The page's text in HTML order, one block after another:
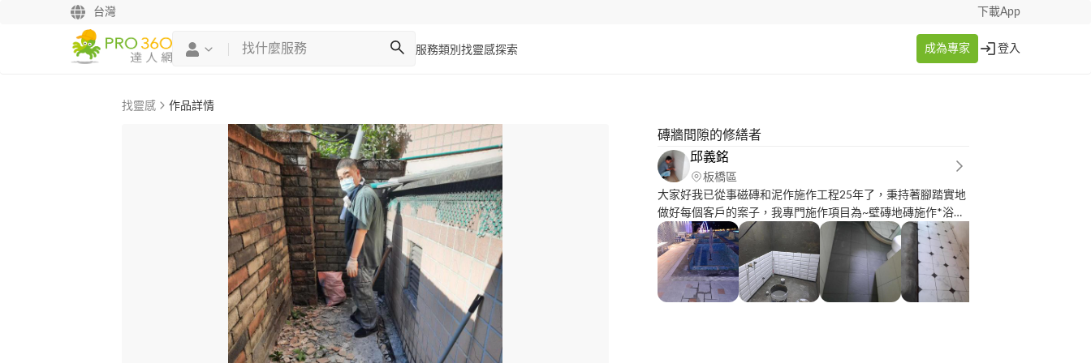
台灣 下載App
服務類別 找靈感探索 成為專家 登入
找靈感 作品詳情
磚牆間隙的修繕者
邱義銘
板橋區
大家好我已從事磁磚和泥作施作工程25年了，秉持著腳踏實地
做好每個客戶的案子，我專門施作項目為~壁磚地磚施作*浴室.
廚房拆除修繕*土水泥作修繕°如有需要專業的施工請找我們，
我們一貫秉持做好每一位客戶的案件，專業.負責，謝謝！
***（統包公司.設計公司恕無配合哦！，如有需要請另找專
家，感恩～）